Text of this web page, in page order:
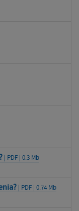
| PDF | 0.3 Mb
| PDF | 0.74 Mb